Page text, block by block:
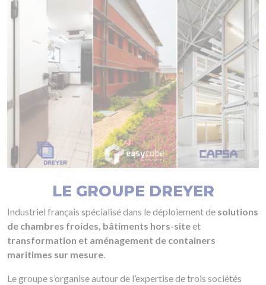
LE GROUPE DREYER
Industriel français spécialisé dans le déploiement de solutions
de chambres froides, bâtiments hors-siteet
transformation et aménagement de containers
maritimes sur mesure.
Le groupe s’organise autour de l’expertise de trois sociétés